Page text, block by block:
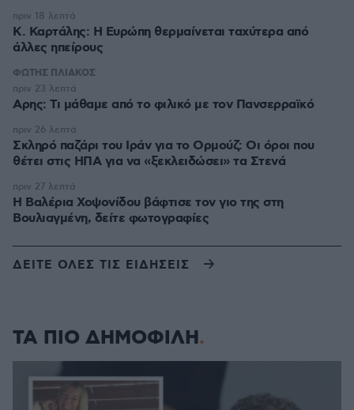
Κ. Καρτάλης: Η Ευρώπη θερμαίνεται ταχύτερα από
άλλες ηπείρους
πριν 18 λεπτά
ΦΩΤΗΣ ΠΛΙΑΚΟΣ
Αρης: Τι μάθαμε από το φιλικό με τον Πανσερραϊκό
πριν 23 λεπτά
Σκληρό παζάρι του Ιράν για το Ορμούζ: Οι όροι που
θέτει στις ΗΠΑ για να «ξεκλειδώσει» τα Στενά
πριν 26 λεπτά
Η Βαλέρια Χοψονίδου βάφτισε τον γιο της στη
Βουλιαγμένη, δείτε φωτογραφίες
πριν 27 λεπτά
ΔΕΙΤΕ ΟΛΕΣ ΤΙΣ ΕΙΔΗΣΕΙΣ
ΤΑ ΠΙΟ ΔΗΜΟΦΙΛΗ